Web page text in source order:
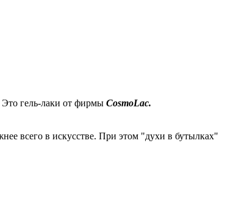
Это гель-лаки от фирмы CosmoLac.
всего в искусстве. При этом "духи в бутылках"